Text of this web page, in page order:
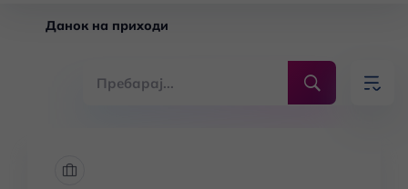
Данок на приходи